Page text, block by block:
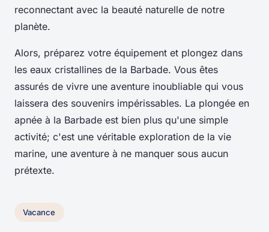
reconnectant avec la beauté naturelle de notre
planète.
Alors, préparez votre équipement et plongez dans
les eaux cristallines de la Barbade. Vous êtes
assurés de vivre une aventure inoubliable qui vous
laissera des souvenirs impérissables. La plongée en
apnée à la Barbade est bien plus qu'une simple
activité; c'est une véritable exploration de la vie
marine, une aventure à ne manquer sous aucun
prétexte.
Vacance